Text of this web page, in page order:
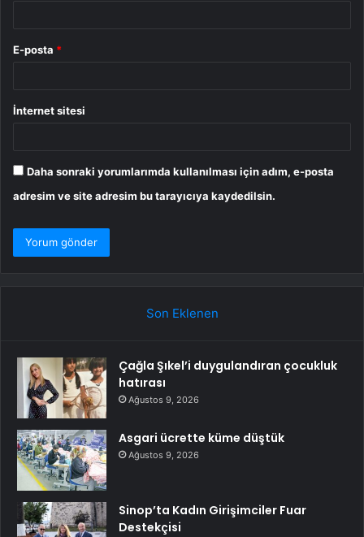
E-posta *
İnternet sitesi
Daha sonraki yorumlarımda kullanılması için adım, e-posta
adresim ve site adresim bu tarayıcıya kaydedilsin.
Son Eklenen
Çağla Şıkel’i duygulandıran çocukluk
hatırası
Ağustos 9, 2026
Asgari ücrette küme düştük
Ağustos 9, 2026
Sinop’ta Kadın Girişimciler Fuar
Destekçisi